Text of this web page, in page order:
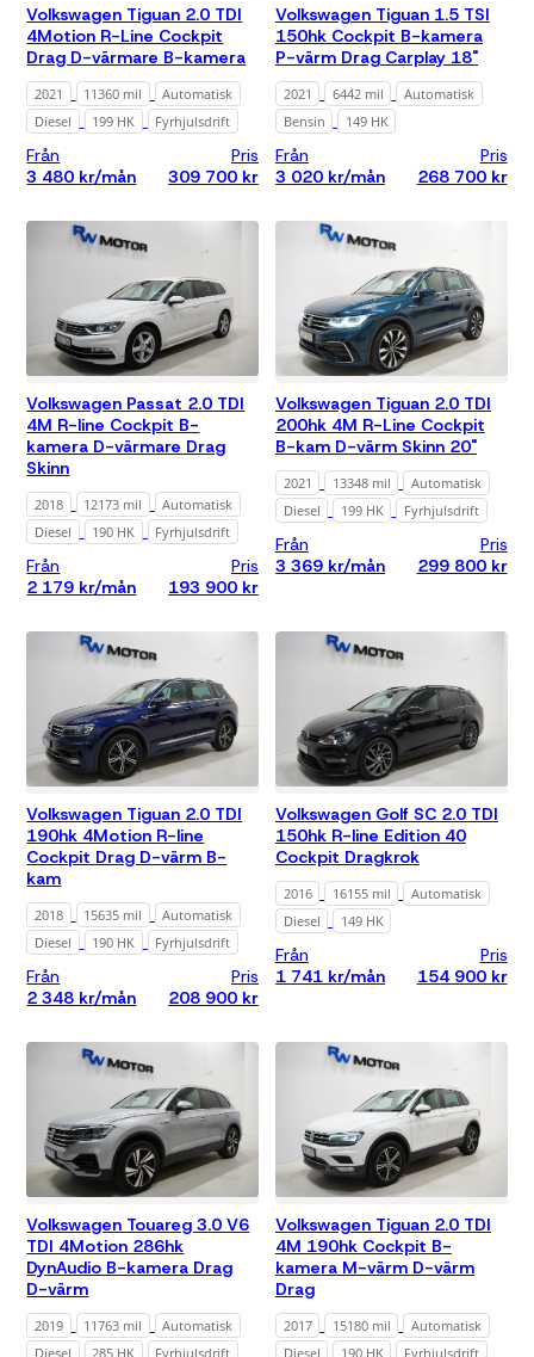
Under 200
000 kr
Under 300
000 kr
Under 500
000 kr
Under 700
000 kr
Under 1 000
000 kr
Månadskostnad
Alla
Max 3 000
kr/mån
Max 5 000
kr/mån
Max 8 000
kr/mån
Max 12 000
kr/mån
Övrigt
Fyrhjulsdrift
Leasing
Exkl. moms
Rensa
tilläggsfilter
Volkswagen Tiguan 2.0 TDI
4Motion R-Line Cockpit
Drag D-värmare B-kamera
2021 11360 mil
Automatisk
Diesel
199 HK Fyrhjulsdrift
Från
3 480 kr/mån
Pris
309 700 kr
Volkswagen Tiguan 1.5 TSI
150hk Cockpit B-kamera
P-värm Drag Carplay 18"
2021 6442 mil
Automatisk
Bensin
149 HK
Från
3 020 kr/mån
Pris
268 700 kr
Volkswagen Passat 2.0 TDI
4M R-line Cockpit B-
kamera D-värmare Drag
Skinn
2018 12173 mil
Automatisk
Diesel
190 HK Fyrhjulsdrift
Från
2 179 kr/mån
Pris
193 900 kr
Volkswagen Tiguan 2.0 TDI
200hk 4M R-Line Cockpit
B-kam D-värm Skinn 20"
2021 13348 mil
Automatisk
Diesel
199 HK Fyrhjulsdrift
Från
3 369 kr/mån
Pris
299 800 kr
Volkswagen Tiguan 2.0 TDI
190hk 4Motion R-line
Cockpit Drag D-värm B-
kam
2018 15635 mil
Automatisk
Diesel
190 HK Fyrhjulsdrift
Från
2 348 kr/mån
Pris
208 900 kr
Volkswagen Golf SC 2.0 TDI
150hk R-line Edition 40
Cockpit Dragkrok
2016 16155 mil
Automatisk
Diesel
149 HK
Från
1 741 kr/mån
Pris
154 900 kr
Volkswagen Touareg 3.0 V6
TDI 4Motion 286hk
DynAudio B-kamera Drag
D-värm
2019 11763 mil
Automatisk
Diesel
285 HK Fyrhjulsdrift
Volkswagen Tiguan 2.0 TDI
4M 190hk Cockpit B-
kamera M-värm D-värm
Drag
2017 15180 mil
Automatisk
Diesel
190 HK Fyrhjulsdrift